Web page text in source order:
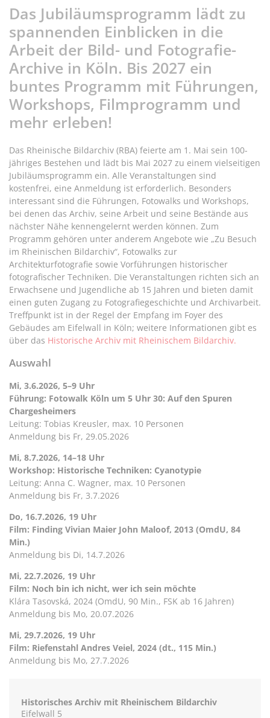
Das Jubiläumsprogramm lädt zu
spannenden Einblicken in die
Arbeit der Bild- und Fotografie-
Archive in Köln. Bis 2027 ein
buntes Programm mit Führungen,
Workshops, Filmprogramm und
mehr erleben!
Das Rheinische Bildarchiv (RBA) feierte am 1. Mai sein 100-
jähriges Bestehen und lädt bis Mai 2027 zu einem vielseitigen
Jubiläumsprogramm ein. Alle Veranstaltungen sind
kostenfrei, eine Anmeldung ist erforderlich. Besonders
interessant sind die Führungen, Fotowalks und Workshops,
bei denen das Archiv, seine Arbeit und seine Bestände aus
nächster Nähe kennengelernt werden können. Zum
Programm gehören unter anderem Angebote wie „Zu Besuch
im Rheinischen Bildarchiv“, Fotowalks zur
Architekturfotografie sowie Vorführungen historischer
fotografischer Techniken. Die Veranstaltungen richten sich an
Erwachsene und Jugendliche ab 15 Jahren und bieten damit
einen guten Zugang zu Fotografiegeschichte und Archivarbeit.
Treffpunkt ist in der Regel der Empfang im Foyer des
Gebäudes am Eifelwall in Köln; weitere Informationen gibt es
über das Historische Archiv mit Rheinischem Bildarchiv.
Auswahl
Mi, 3.6.2026, 5–9 Uhr
Führung: Fotowalk Köln um 5 Uhr 30: Auf den Spuren
Chargesheimers
Leitung: Tobias Kreusler, max. 10 Personen
Anmeldung bis Fr, 29.05.2026
Mi, 8.7.2026, 14–18 Uhr
Workshop: Historische Techniken: Cyanotypie
Leitung: Anna C. Wagner, max. 10 Personen
Anmeldung bis Fr, 3.7.2026
Do, 16.7.2026, 19 Uhr
Film: Finding Vivian Maier John Maloof, 2013 (OmdU, 84
Min.)
Anmeldung bis Di, 14.7.2026
Mi, 22.7.2026, 19 Uhr
Film: Noch bin ich nicht, wer ich sein möchte
Klára Tasovská, 2024 (OmdU, 90 Min., FSK ab 16 Jahren)
Anmeldung bis Mo, 20.07.2026
Mi, 29.7.2026, 19 Uhr
Film: Riefenstahl Andres Veiel, 2024 (dt., 115 Min.)
Anmeldung bis Mo, 27.7.2026
Historisches Archiv mit Rheinischem Bildarchiv
Eifelwall 5